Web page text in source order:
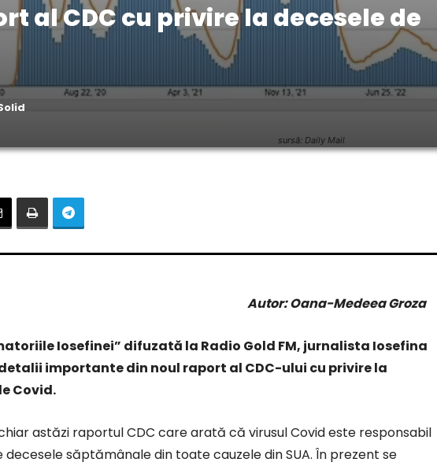
sursă: Daily Mail
al CDC cu privire la decesele de
Autor: Oana-Medeea Groza
Iosefinei” difuzată la Radio Gold FM, jurnalista Iosefina
importante din noul raport al CDC-ului cu privire la
Covid.
astăzi raportul CDC care arată că virusul Covid este responsabil
decesele săptămânale din toate cauzele din SUA. În prezent se